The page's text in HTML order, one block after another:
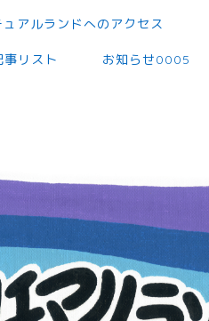
ュアルランドへのアクセス
リスト お知らせ0005